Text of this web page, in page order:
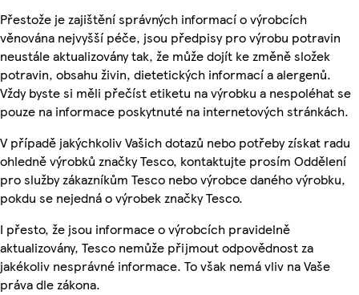
Přestože je zajištění správných informací o výrobcích
věnována nejvyšší péče, jsou předpisy pro výrobu potravin
neustále aktualizovány tak, že může dojít ke změně složek
potravin, obsahu živin, dietetických informací a alergenů.
Vždy byste si měli přečíst etiketu na výrobku a nespoléhat se
pouze na informace poskytnuté na internetových stránkách.
V případě jakýchkoliv Vašich dotazů nebo potřeby získat radu
ohledně výrobků značky Tesco, kontaktujte prosím Oddělení
pro služby zákazníkům Tesco nebo výrobce daného výrobku,
pokdu se nejedná o výrobek značky Tesco.
I přesto, že jsou informace o výrobcích pravidelně
aktualizovány, Tesco nemůže přijmout odpovědnost za
jakékoliv nesprávné informace. To však nemá vliv na Vaše
práva dle zákona.